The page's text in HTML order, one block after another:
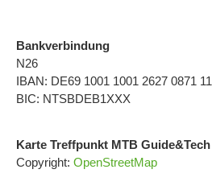
Bankverbindung
N26
IBAN: DE69 1001 1001 2627 0871 11
BIC: NTSBDEB1XXX
Karte Treffpunkt MTB Guide&Tech
Copyright: OpenStreetMap